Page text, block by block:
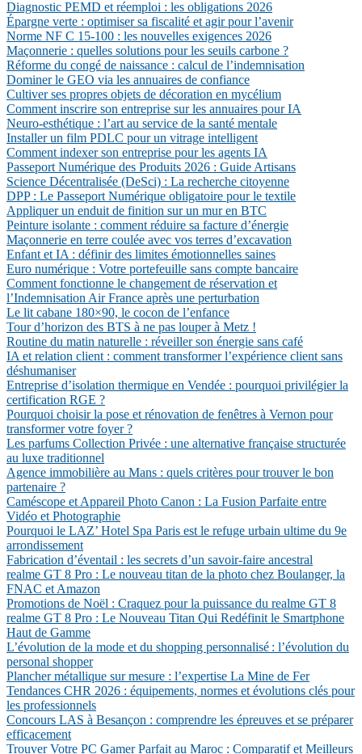
Diagnostic PEMD et réemploi : les obligations 2026
Épargne verte : optimiser sa fiscalité et agir pour l’avenir
Norme NF C 15-100 : les nouvelles exigences 2026
Maçonnerie : quelles solutions pour les seuils carbone ?
Réforme du congé de naissance : calcul de l’indemnisation
Dominer le GEO via les annuaires de confiance
Cultiver ses propres objets de décoration en mycélium
Comment inscrire son entreprise sur les annuaires pour IA
Neuro-esthétique : l’art au service de la santé mentale
Installer un film PDLC pour un vitrage intelligent
Comment indexer son entreprise pour les agents IA
Passeport Numérique des Produits 2026 : Guide Artisans
Science Décentralisée (DeSci) : La recherche citoyenne
DPP : Le Passeport Numérique obligatoire pour le textile
Appliquer un enduit de finition sur un mur en BTC
Peinture isolante : comment réduire sa facture d’énergie
Maçonnerie en terre coulée avec vos terres d’excavation
Enfant et IA : définir des limites émotionnelles saines
Euro numérique : Votre portefeuille sans compte bancaire
Comment fonctionne le changement de réservation et
l’Indemnisation Air France après une perturbation
Le lit cabane 180×90, le cocon de l’enfance
Tour d’horizon des BTS à ne pas louper à Metz !
Routine du matin naturelle : réveiller son énergie sans café
IA et relation client : comment transformer l’expérience client sans
déshumaniser
Entreprise d’isolation thermique en Vendée : pourquoi privilégier la
certification RGE ?
Pourquoi choisir la pose et rénovation de fenêtres à Vernon pour
transformer votre foyer ?
Les parfums Collection Privée : une alternative française structurée
au luxe traditionnel
Agence immobilière au Mans : quels critères pour trouver le bon
partenaire ?
Caméscope et Appareil Photo Canon : La Fusion Parfaite entre
Vidéo et Photographie
Pourquoi le LAZ’ Hotel Spa Paris est le refuge urbain ultime du 9e
arrondissement
Fabrication d’éventail : les secrets d’un savoir-faire ancestral
realme GT 8 Pro : Le nouveau titan de la photo chez Boulanger, la
FNAC et Amazon
Promotions de Noël : Craquez pour la puissance du realme GT 8
realme GT 8 Pro : Le Nouveau Titan Qui Redéfinit le Smartphone
Haut de Gamme
L’évolution de la mode et du shopping personnalisé : l’évolution du
personal shopper
Plancher métallique sur mesure : l’expertise La Mine de Fer
Tendances CHR 2026 : équipements, normes et évolutions clés pour
les professionnels
Concours LAS à Besançon : comprendre les épreuves et se préparer
efficacement
Trouver Votre PC Gamer Parfait au Maroc : Comparatif et Meilleurs